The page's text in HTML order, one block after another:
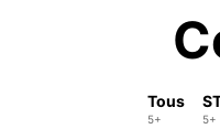
Tous
5+ 5+